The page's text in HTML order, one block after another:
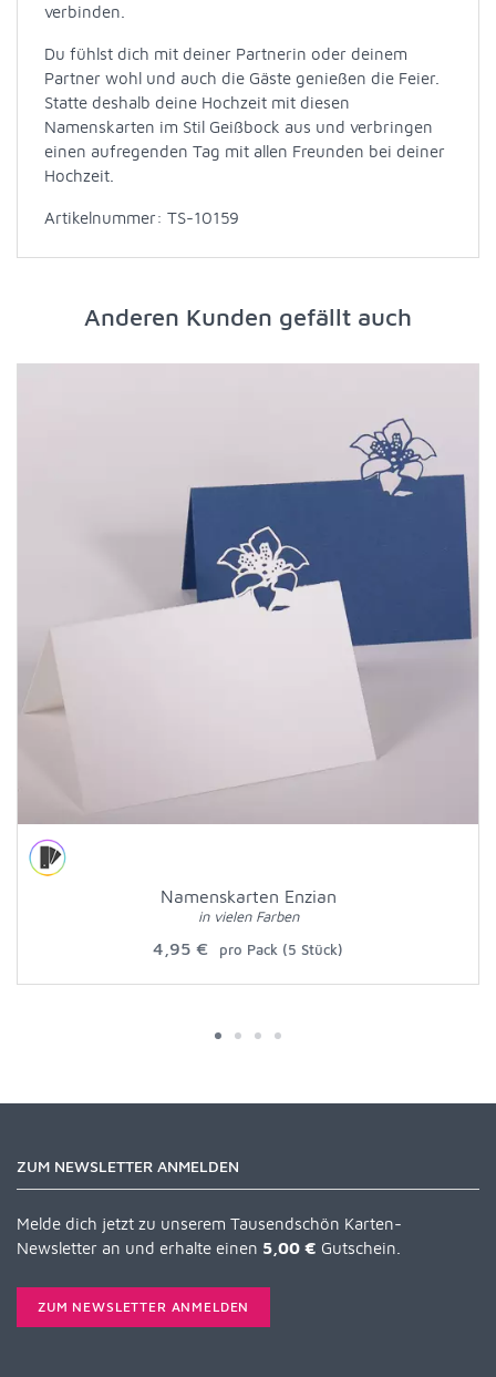
verbinden.
Du fühlst dich mit deiner Partnerin oder deinem
Partner wohl und auch die Gäste genießen die Feier.
Statte deshalb deine Hochzeit mit diesen
Namenskarten im Stil Geißbock aus und verbringen
einen aufregenden Tag mit allen Freunden bei deiner
Hochzeit.
Artikelnummer: TS-10159
Anderen Kunden gefällt auch
Namenskarten Enzian
in vielen Farben
4,95 € pro Pack (5 Stück)
ZUM NEWSLETTER ANMELDEN
Melde dich jetzt zu unserem Tausendschön Karten-
Newsletter an und erhalte einen 5,00 € Gutschein.
ZUM NEWSLETTER ANMELDEN